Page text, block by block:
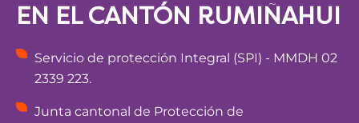
EN EL CANTÓN RUMIÑAHUI
Servicio de protección Integral (SPI) - MMDH 02
2339 223.
Junta cantonal de Protección de